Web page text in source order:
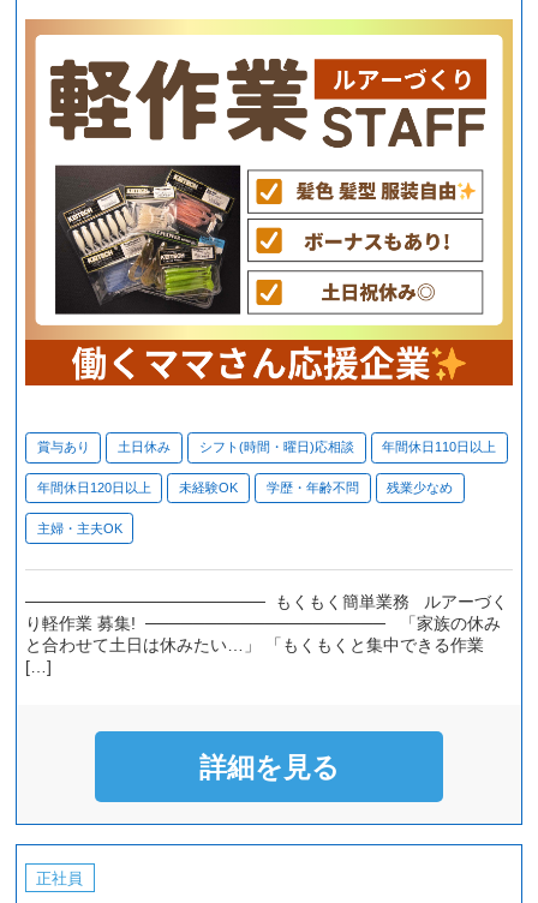
賞与あり 土日休み シフト(時間・曜日)応相談 年間休日110日以上
年間休日120日以上 未経験OK 学歴・年齢不問 残業少なめ
主婦・主夫OK
──────────────────── もくもく簡単業務 ルアーづく
り軽作業 募集! ──────────────────── 「家族の休み
と合わせて土日は休みたい…」 「もくもくと集中できる作業
[…]
詳細を見る
正社員